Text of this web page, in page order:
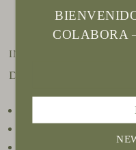
INFORMAÇÃO DO
Detalhes:
Prata 950 com banho
COLABORA